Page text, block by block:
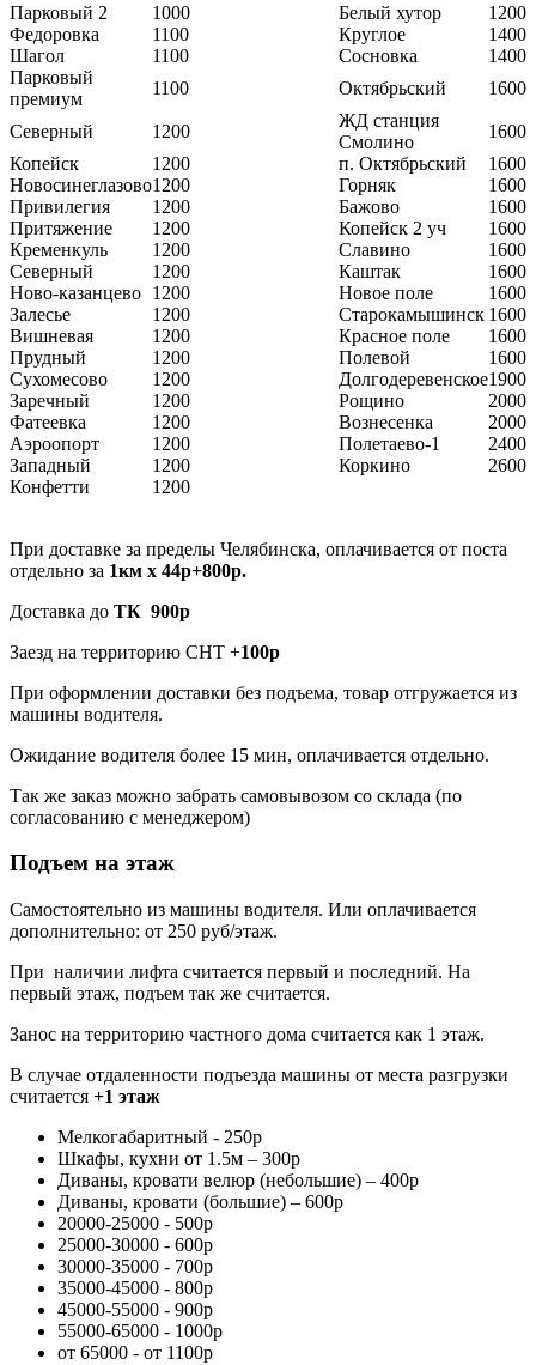
Парковый 2
1000 Белый хутор
1200
Федоровка
1100 Круглое
1400
Шагол
1100 Сосновка
1400
Парковый
премиум
1100 Октябрьский 1600
Северный 1200
ЖД станция
Смолино
1600
Копейск
1200 п. Октябрьский
1600
Новосинеглазово1200 Горняк
1600
Привилегия
1200 Бажово
1600
Притяжение
1200 Копейск 2 уч
1600
Кременкуль
1200 Славино
1600
Северный
1200 Каштак
1600
Ново-казанцево 1200 Новое поле
1600
Залесье
1200 Старокамышинск 1600
Вишневая
1200 Красное поле
1600
Прудный
1200 Полевой
1600
Сухомесово
1200 Долгодеревенское1900
Заречный
1200 Рощино
2000
Фатеевка
1200 Вознесенка
2000
Аэроопорт
1200 Полетаево-1
2400
Западный
1200 Коркино
2600
Конфетти
1200
При доставке за пределы Челябинска, оплачивается от поста
отдельно за 1км х 44р+800р.
Доставка до ТК 900р
Заезд на территорию СНТ +100р
При оформлении доставки без подъема, товар отгружается из
машины водителя.
Ожидание водителя более 15 мин, оплачивается отдельно.
Так же заказ можно забрать самовывозом со склада (по
согласованию с менеджером)
Подъем на этаж
Самостоятельно из машины водителя. Или оплачивается
дополнительно: от 250 руб/этаж.
При наличии лифта считается первый и последний. На
первый этаж, подъем так же считается.
Занос на территорию частного дома считается как 1 этаж.
В случае отдаленности подъезда машины от места разгрузки
считается +1 этаж
Мелкогабаритный - 250р
Шкафы, кухни от 1.5м – 300р
Диваны, кровати велюр (небольшие) – 400р
Диваны, кровати (большие) – 600р
20000-25000 - 500р
25000-30000 - 600р
30000-35000 - 700р
35000-45000 - 800р
45000-55000 - 900р
55000-65000 - 1000р
от 65000 - от 1100р